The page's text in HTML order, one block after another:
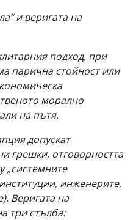
и веригата на
подход, при
парична стойност или
морално
на пътя.
допускат
грешки, отговорността
„системните
инженерите,
Веригата на
три стълба: